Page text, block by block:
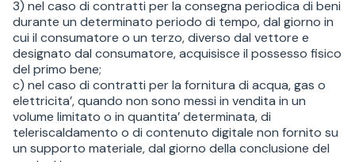
3) nel caso di contratti per la consegna periodica di beni
durante un determinato periodo di tempo, dal giorno in
cui il consumatore o un terzo, diverso dal vettore e
designato dal consumatore, acquisisce il possesso fisico
del primo bene;
c) nel caso di contratti per la fornitura di acqua, gas o
elettricita’, quando non sono messi in vendita in un
volume limitato o in quantita’ determinata, di
teleriscaldamento o di contenuto digitale non fornito su
un supporto materiale, dal giorno della conclusione del